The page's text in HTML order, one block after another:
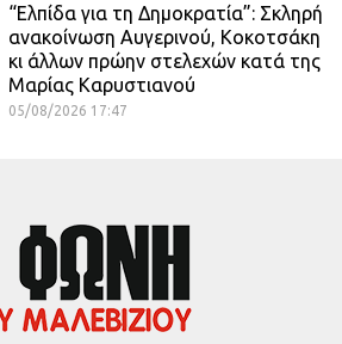
“Ελπίδα για τη Δημοκρατία”: Σκληρή
ανακοίνωση Αυγερινού, Κοκοτσάκη
κι άλλων πρώην στελεχών κατά της
Μαρίας Καρυστιανού
05/08/2026 17:47